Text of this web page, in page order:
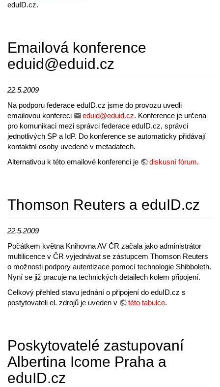
eduID.cz.
Emailová konference
eduid@eduid.cz
22.5.2009
Na podporu federace eduID.cz jsme do provozu uvedli
emailovou konfereci
eduid@eduid.cz. Konference je určena
pro komunikaci mezi správci federace eduID.cz, správci
jednotlivých SP a IdP. Do konference se automaticky přidávají
kontaktní osoby uvedené v metadatech.
Alternativou k této emailové konferenci je
diskusní fórum.
Thomson Reuters a eduID.cz
22.5.2009
Počátkem května Knihovna AV ČR začala jako administrátor
multilicence v ČR vyjednávat se zástupcem Thomson Reuters
o možnosti podpory autentizace pomocí technologie Shibboleth.
Nyní se již pracuje na technických detailech kolem připojení.
Celkový přehled stavu jednání o připojení do eduID.cz s
postytovateli el. zdrojů je uveden v
této tabulce.
Poskytovatelé zastupovaní
Albertina Icome Praha a
eduID.cz